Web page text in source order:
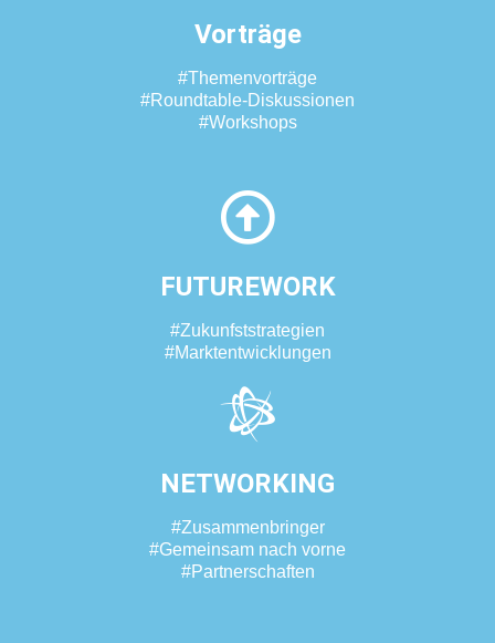
Vorträge
#Themenvorträge
#Roundtable-Diskussionen
#Workshops
FUTUREWORK
#Zukunfststrategien
#Marktentwicklungen
NETWORKING
#Zusammenbringer
#Gemeinsam nach vorne
#Partnerschaften